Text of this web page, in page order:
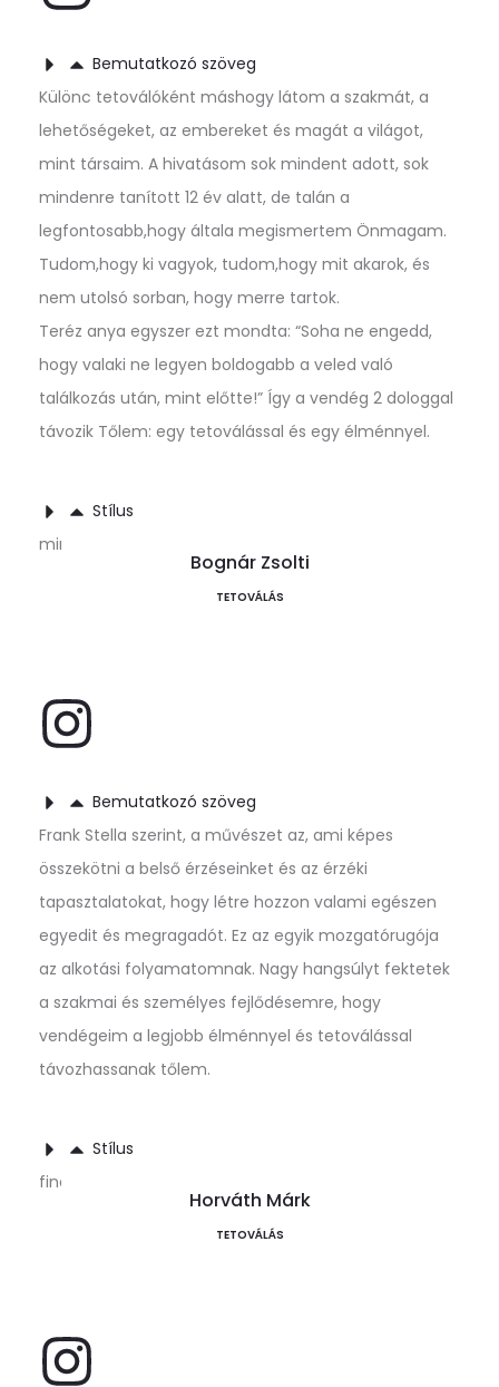
Bemutatkozó szöveg
Különc tetoválóként máshogy látom a szakmát, a
lehetőségeket, az embereket és magát a világot,
mint társaim. A hivatásom sok mindent adott, sok
mindenre tanított 12 év alatt, de talán a
legfontosabb,hogy általa megismertem Önmagam.
Tudom,hogy ki vagyok, tudom,hogy mit akarok, és
nem utolsó sorban, hogy merre tartok.
Teréz anya egyszer ezt mondta: “Soha ne engedd,
hogy valaki ne legyen boldogabb a veled való
találkozás után, mint előtte!” Így a vendég 2 dologgal
távozik Tőlem: egy tetoválással és egy élménnyel.
Stílus
minimal, geometric, sketchy, blackwork
Bognár Zsolti
TETOVÁLÁS
Bemutatkozó szöveg
Frank Stella szerint, a művészet az, ami képes
összekötni a belső érzéseinket és az érzéki
tapasztalatokat, hogy létre hozzon valami egészen
egyedit és megragadót. Ez az egyik mozgatórugója
az alkotási folyamatomnak. Nagy hangsúlyt fektetek
a szakmai és személyes fejlődésemre, hogy
vendégeim a legjobb élménnyel és tetoválással
távozhassanak tőlem.
Stílus
fineline, microrealizmus, realizmus, sketch
Horváth Márk
TETOVÁLÁS